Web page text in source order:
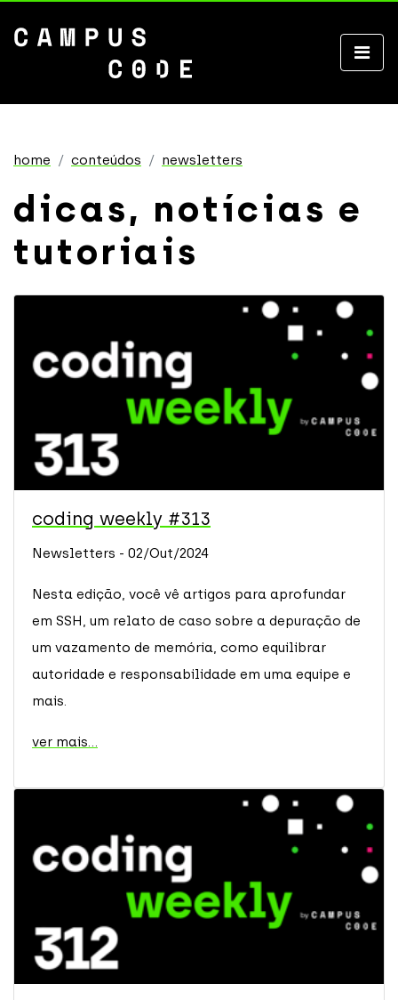
home conteúdos newsletters
dicas, notícias e
tutoriais
coding weekly #313
Newsletters - 02/Out/2024
Nesta edição, você vê artigos para aprofundar
em SSH, um relato de caso sobre a depuração de
um vazamento de memória, como equilibrar
autoridade e responsabilidade em uma equipe e
mais.
ver mais...